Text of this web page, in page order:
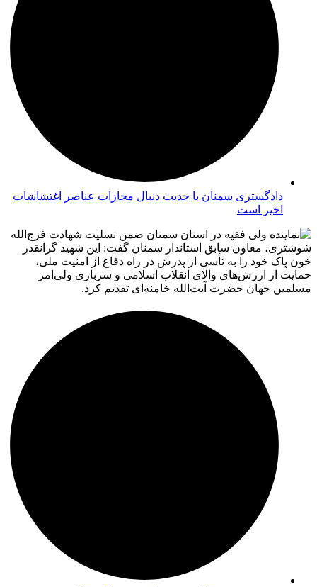
دادگستری سمنان با جدیت دنبال مجازات عناصر اغتشاشات
اخیر است